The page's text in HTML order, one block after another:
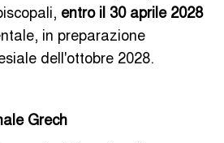
entro il 30 aprile 2028
in preparazione
dell'ottobre 2028.
Grech